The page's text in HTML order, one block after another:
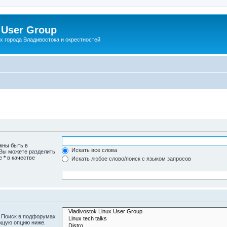
Group
Владивостока и окрестностей
быть в
можете разделить
* в качестве
Искать все слова
Искать любое слово/поиск с языком запросов
в подфорумах
опцию ниже.